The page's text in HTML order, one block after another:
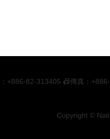
📠傳真：+886-82-
Copyright ©